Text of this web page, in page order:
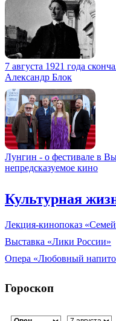
7 августа 1921 года
Александр Блок
Лунгин - о фестивале в
непредсказуемое кино
Культурная
Лекция-кинопоказ
Выставка «Лики России»
Опера «Любовный
Гороскоп